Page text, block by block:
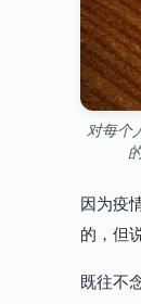
对每个
因为疫
的，但
既往不